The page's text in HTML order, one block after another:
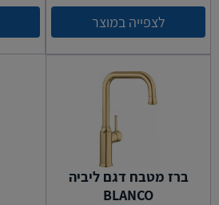
לצפייה במוצר
ברז מטבח דגם ליביה
BLANCO